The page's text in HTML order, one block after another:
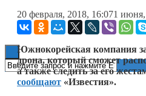
Книги
20 февраля, 2018, 16:071
Южнокорейская компания
дрона, который сможет
а также следить за его
сообщают «Известия».